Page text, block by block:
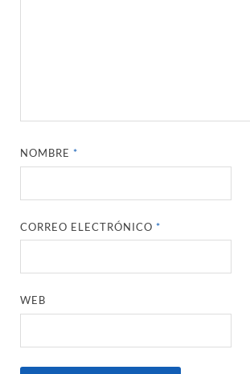
NOMBRE*
CORREO ELECTRÓNICO*
WEB